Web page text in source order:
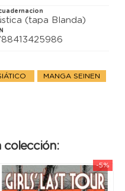
(tapa Blanda)
MANGA SEINEN
colección:
-5%